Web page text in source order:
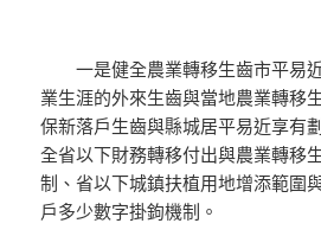
一是健全農業轉移生齒市平易
業生涯的外來生齒與當地農業轉移
保新落戶生齒與縣城居平易近享有
全省以下財務轉移付出與農業轉移
制、省以下城鎮扶植用地增添範圍
戶多少數字掛鉤機制。